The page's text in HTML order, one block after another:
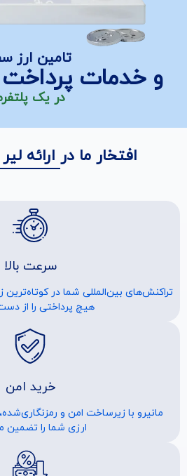
تامین ارز
و خدمات پرداخت
در یک
افتخار ما در ارائه
سرعت بالا
تراکنش‌های بین‌المللی شما در
هیچ پرداختی را از
خرید امن
مانیرو با زیرساخت امن و
ارزی شما را تضمین